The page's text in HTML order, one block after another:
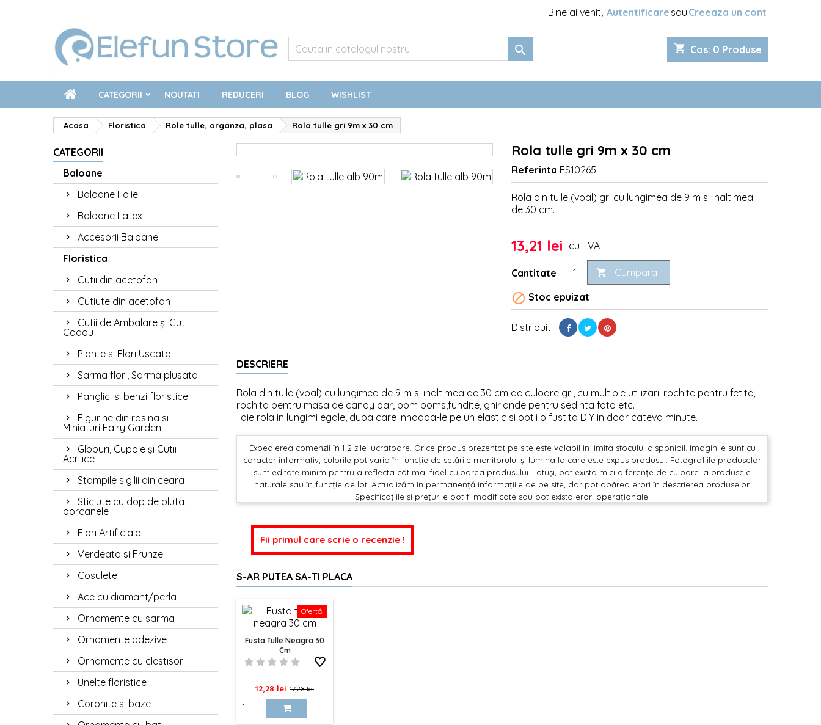
Bine ai venit, Autentificare sau Creeaza un cont
shopping_cart Cos: 0 Produse

CATEGORII NOUTATI REDUCERI BLOG WISHLIST
Acasa Floristica Role tulle, organza, plasa Rola tulle gri 9m x 30 cm
CATEGORII
Baloane
Baloane Folie
Baloane Latex
Accesorii Baloane
Floristica
Cutii din acetofan
Cutiute din acetofan
Cutii de Ambalare și Cutii
Cadou
Plante si Flori Uscate
Sarma flori, Sarma plusata
Panglici si benzi floristice
Figurine din rasina si
Miniaturi Fairy Garden
Globuri, Cupole și Cutii
Acrilice
Stampile sigilii din ceara
Sticlute cu dop de pluta,
borcanele
Flori Artificiale
Verdeata si Frunze
Cosulete
Ace cu diamant/perla
Ornamente cu sarma
Ornamente adezive
Ornamente cu clestisor
Unelte floristice
Coronite si baze
Rola tulle gri 9m x 30 cm
Referinta ES10265
Rola din tulle (voal) gri cu lungimea de 9 m si inaltimea
de 30 cm.
13,21 lei cu TVA
Cantitate  Cumpara
 Stoc epuizat
Distribuiti
DESCRIERE
Rola din tulle (voal) cu lungimea de 9 m si inaltimea de 30 cm de culoare gri, cu multiple utilizari: rochite pentru fetite,
rochita pentru masa de candy bar, pom poms,fundite, ghirlande pentru sedinta foto etc.
Taie rola in lungimi egale, dupa care innoada-le pe un elastic si obtii o fustita DIY in doar cateva minute.
Expedierea comenzii în 1-2 zile lucratoare. Orice produs prezentat pe site este valabil in limita stocului disponibil. Imaginile sunt cu
caracter informativ, culorile pot varia în funcție de setările monitorului și lumina la care este expus produsul. Fotografiile produselor
sunt editate minim pentru a reflecta cât mai fidel culoarea produsului. Totuși, pot exista mici diferențe de culoare la produsele
naturale sau în funcție de lot. Actualizăm în permanență informațiile de pe site, dar pot apărea erori în descrierea produselor.
Specificațiile și prețurile pot fi modificate sau pot exista erori operaționale.
Fii primul care scrie o recenzie !
S-AR PUTEA SA-TI PLACA
Ofertă!
Fusta Tulle Neagra 30
Cm
Pret
12,28 lei Pret
de
baza
17,28 lei